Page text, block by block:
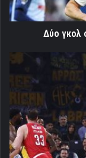
[Video]
Δύο γκολ
Ολυμπιακός:
«διπλό»
στα
Λιόσια